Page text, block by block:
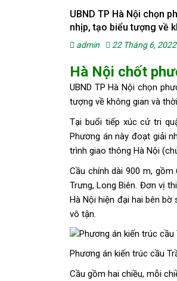
UBND TP Hà Nội chọn
nhịp, tạo biểu tượng về
admin 22 Tháng 6, 2022
Hà Nội chốt
UBND TP Hà Nội chọn
tượng về không gian và
Tại buổi tiếp xúc cử tri
Phương án này đoạt giải
trình giao thông Hà Nội
Cầu chính dài 900 m,
Trưng, Long Biên. Đơn vị
Hà Nội hiện đại hai bên
vô tận.
Phương án kiến trúc cầu
Cầu gồm hai chiều, mỗi